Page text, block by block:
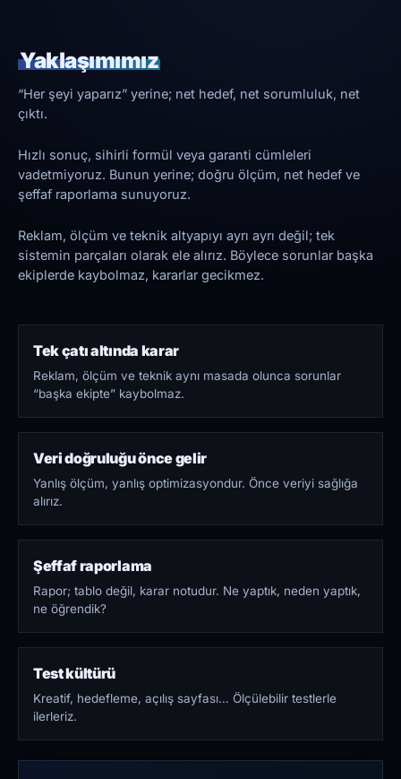
Yaklaşımımız
“Her şeyi yaparız” yerine; net hedef, net sorumluluk, net
çıktı.
Hızlı sonuç, sihirli formül veya garanti cümleleri
vadetmiyoruz. Bunun yerine; doğru ölçüm, net hedef ve
şeffaf raporlama sunuyoruz.
Reklam, ölçüm ve teknik altyapıyı ayrı ayrı değil; tek
sistemin parçaları olarak ele alırız. Böylece sorunlar başka
ekiplerde kaybolmaz, kararlar gecikmez.
Tek çatı altında karar
Reklam, ölçüm ve teknik aynı masada olunca sorunlar
“başka ekipte” kaybolmaz.
Veri doğruluğu önce gelir
Yanlış ölçüm, yanlış optimizasyondur. Önce veriyi sağlığa
alırız.
Şeffaf raporlama
Rapor; tablo değil, karar notudur. Ne yaptık, neden yaptık,
ne öğrendik?
Test kültürü
Kreatif, hedefleme, açılış sayfası… Ölçülebilir testlerle
ilerleriz.